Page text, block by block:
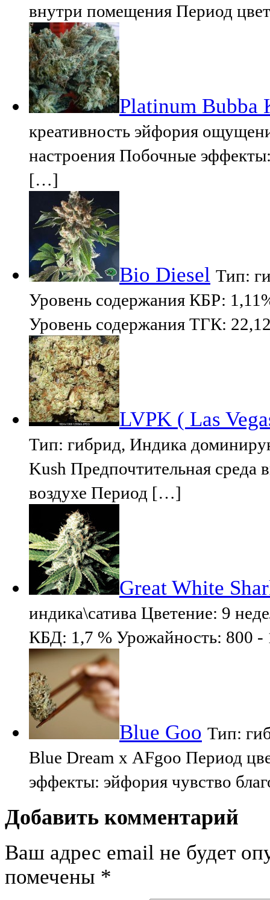
внутри помещения Период
Platinum Bubba
креативность эйфория
настроения Побочные эффекты:
[…]
Bio Diesel Тип:
Уровень содержания КБР:
Уровень содержания ТГК:
LVPK ( Las
Тип: гибрид, Индика
Kush Предпочтительная
воздухе Период […]
Great White
индика\сатива Цветение: 9
КБД: 1,7 % Урожайность: 800
Blue Goo Тип:
Blue Dream х AFgoo Период
эффекты: эйфория чувство
Добавить комментарий
Ваш адрес email не будет
помечены *